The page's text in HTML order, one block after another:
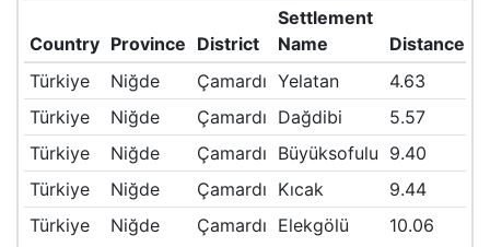
Country Province District
Settlement
Name
Türkiye
Niğde Çamardı Yelatan
4.63
Türkiye
Niğde Çamardı Dağdibi
5.57
Türkiye
Niğde Çamardı Büyüksofulu 9.40
Türkiye
Niğde Çamardı Kıcak
9.44
Türkiye
Niğde Çamardı Elekgölü 10.06